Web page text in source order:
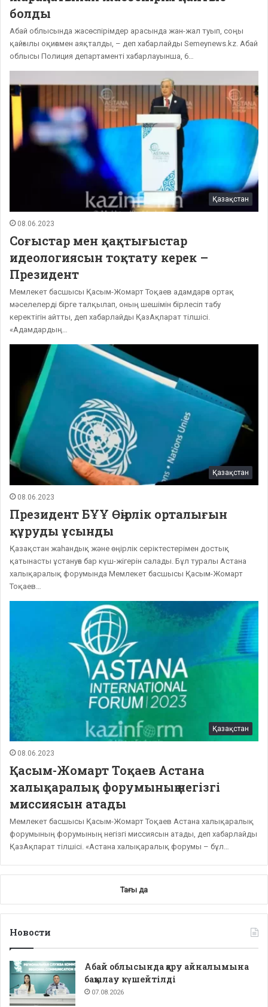
болды
Абай облысында жасөспірімдер арасында жан-жал туып, соңы
қайғылы оқиғамен аяқталды, – деп хабарлайды Semeynews.kz. Абай
облысы Полиция департаменті хабарлауынша, 6…
Қазақстан
08.06.2023
Соғыстар мен қақтығыстар
идеологиясын тоқтату керек –
Президент
Мемлекет басшысы Қасым-Жомарт Тоқаев адамдарға ортақ
мәселелерді бірге талқылап, оның шешімін бірлесіп табу
керектігін айтты, деп хабарлайды ҚазАқпарат тілшісі.
«Адамдардың…
Қазақстан
08.06.2023
Президент БҰҰ Өңірлік орталығын
құруды ұсынды
Қазақстан жаһандық және өңірлік серіктестерімен достық
қатынасты ұстануға бар күш-жігерін салады. Бұл туралы Астана
халықаралық форумында Мемлекет басшысы Қасым-Жомарт
Тоқаев…
Қазақстан
08.06.2023
Қасым-Жомарт Тоқаев Астана
халықаралық форумының негізгі
миссиясын атады
Мемлекет басшысы Қасым-Жомарт Тоқаев Астана халықаралық
форумының форумының негізгі миссиясын атады, деп хабарлайды
ҚазАқпарат тілшісі. «Астана халықаралық форумы – бұл…
Тағы да
Новости
Абай облысында қару айналымына
бақылау күшейтілді
07.08.2026